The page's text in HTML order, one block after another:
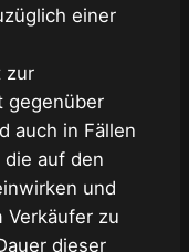
einer
zur
gegenüber
auch in Fällen
die auf den
und
Verkäufer zu
dieser